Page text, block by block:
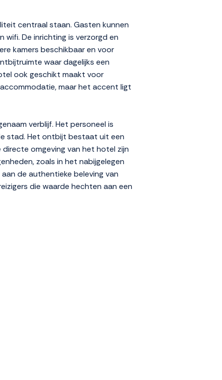
centraal staan. Gasten kunnen
wifi. De inrichting is verzorgd en
kamers beschikbaar en voor
waar dagelijks een
ook geschikt maakt voor
maar het accent ligt
verblijf. Het personeel is
stad. Het ontbijt bestaat uit een
omgeving van het hotel zijn
zoals in het nabijgelegen
de authentieke beleving van
die waarde hechten aan een